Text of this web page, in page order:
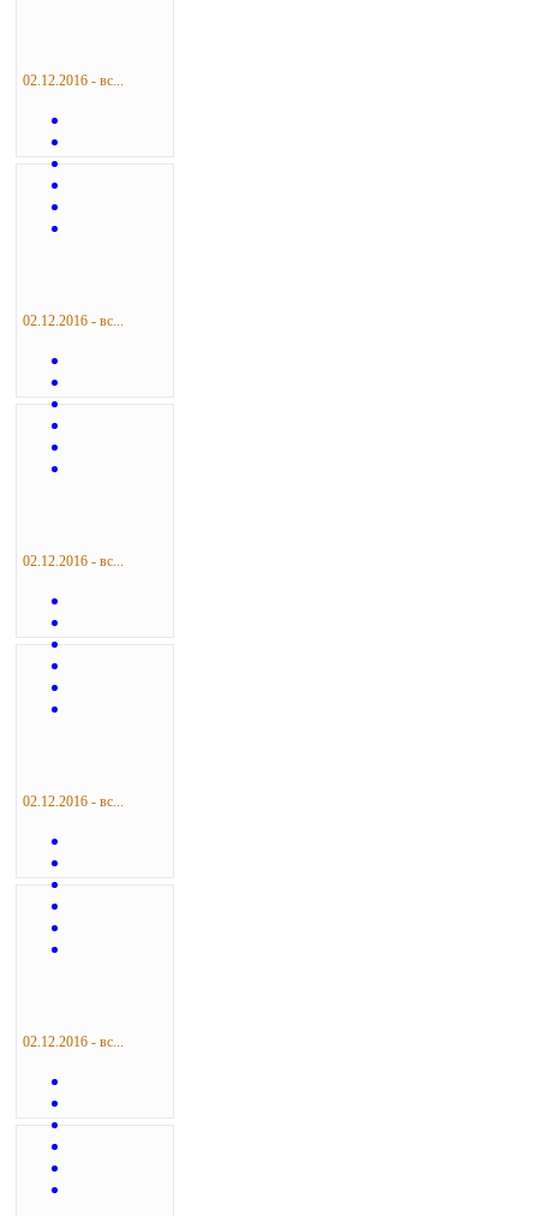
02.12.2016 - вс...
02.12.2016 - вс...
02.12.2016 - вс...
02.12.2016 - вс...
02.12.2016 - вс...